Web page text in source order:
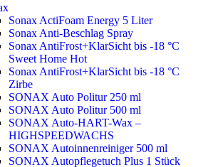
Sonax ActiFoam Energy 5 Liter
Sonax Anti-Beschlag Spray
Sonax AntiFrost+KlarSicht bis -18 °C
Sweet Home Hot
Sonax AntiFrost+KlarSicht bis -18 °C
Zirbe
SONAX Auto Politur 250 ml
SONAX Auto Politur 500 ml
SONAX Auto-HART-Wax –
HIGHSPEEDWACHS
SONAX Autoinnenreiniger 500 ml
SONAX Autopflegetuch Plus 1 Stück